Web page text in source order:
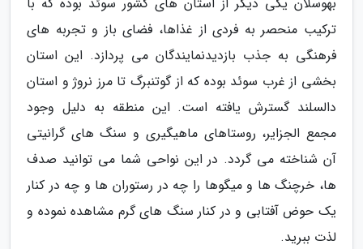
ترکیب منحصر به فردی از غذاها، فضای باز و تجربه های
فرهنگی به جذب بازدیدنمایندگان می پردازد. این استان
بخشی از غرب سوئد بوده که از گوتنبرگ تا مرز نروژ و استان
دالسلند گسترش یافته است. این منطقه به دلیل وجود
مجمع الجزایر، روستاهای ماهیگیری و سنگ های گرانیتی
آن شناخته می گردد. در این نواحی شما می توانید صدف
ها، خرچنگ ها و میگوها را چه در رستوران ها و چه در کنار
یک حوض آفتابی و در کنار سنگ های گرم مشاهده نموده و
لذت ببرید.